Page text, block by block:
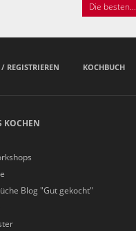
Die besten...
REGISTRIEREN KOCHBUCH
KOCHEN
Blog "Gut gekocht"